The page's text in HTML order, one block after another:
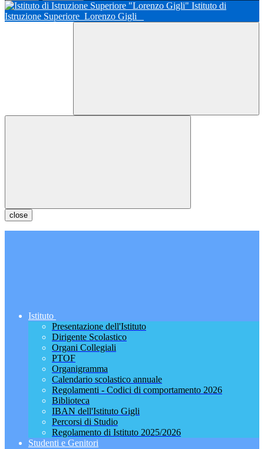
Istituto di
Istruzione Superiore Lorenzo Gigli
close
Istituto
Presentazione dell'Istituto
Dirigente Scolastico
Organi Collegiali
PTOF
Organigramma
Calendario scolastico annuale
Regolamenti - Codici di comportamento 2026
Biblioteca
IBAN dell'Istituto Gigli
Percorsi di Studio
Regolamento di Istituto 2025/2026
Studenti e Genitori